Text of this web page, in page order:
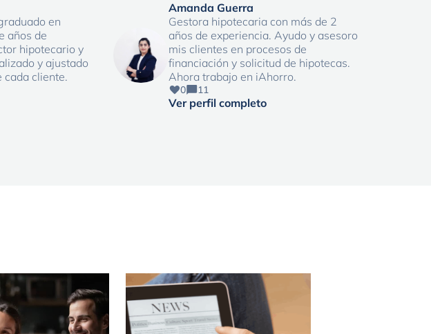
en
años de
hipotecario y
y ajustado
cada cliente.
Amanda Guerra
Gestora hipotecaria con más de 2
años de experiencia. Ayudo y asesoro
mis clientes en procesos de
financiación y solicitud de hipotecas.
Ahora trabajo en iAhorro.
0 11
Ver perfil completo